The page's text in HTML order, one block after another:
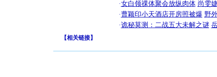
·女白领祼体聚会放纵肉体 尚雯
·曹颖印小天酒店开房照被爆 野
·诡秘莫测：二战五大未解之谜
【相关链接】